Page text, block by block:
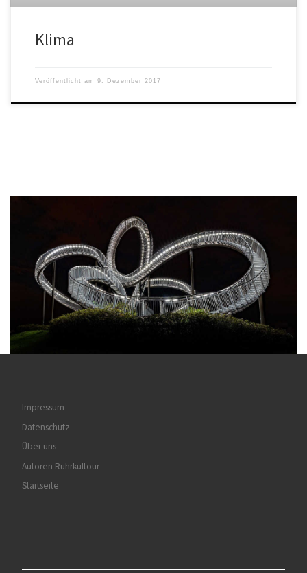
Klima
Veröffentlicht am 9. Dezember 2017
Impressum
Datenschutz
Über uns
Autoren Ruhrkultour
Startseite